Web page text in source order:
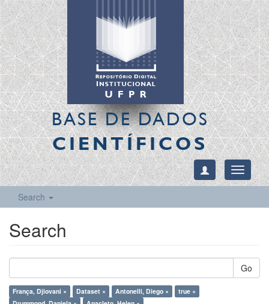
BASE DE DADOS
CIENTÍFICOS
Toggle
Search
Search
Go
França, Djiovani × Dataset × Antonelli, Diego ×
true ×